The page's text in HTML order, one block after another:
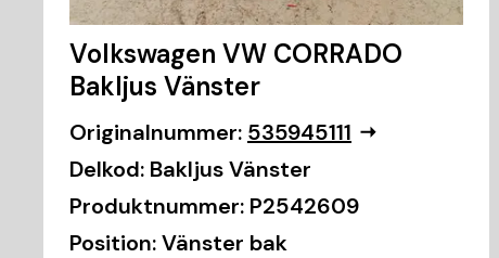
Volkswagen VW CORRADO
Bakljus Vänster
Originalnummer: 535945111
Delkod: Bakljus Vänster
Produktnummer: P2542609
Position:Vänster bak